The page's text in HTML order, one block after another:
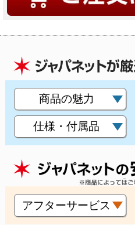
商品の魅力
仕様・付属品
アフターサービス